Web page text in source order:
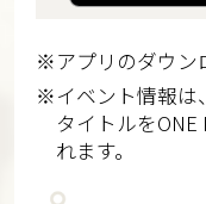
※アプリのダウン
※イベント情報は
タイトルを
れます。